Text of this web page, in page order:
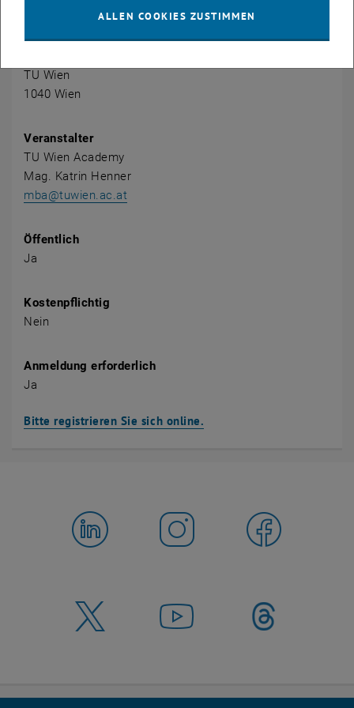
Veranstaltung Details
TU Wien
1040 Wien
Veranstalter
TU Wien Academy
Mag. Katrin Henner
mba@tuwien.ac.at
Öffentlich
Ja
Kostenpflichtig
Nein
Anmeldung erforderlich
Ja
Bitte registrieren Sie sich online.
ALLEN COOKIES ZUSTIMMEN